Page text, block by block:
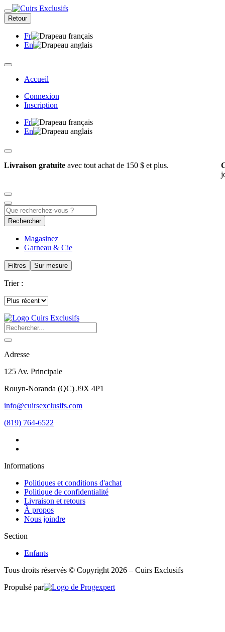
Retour
Fr
En
Accueil
Connexion
Inscription
Fr
En
Livraison gratuite avec tout achat de 150 $ et plus.
Rechercher
Magasinez
Garneau & Cie
Filtres Sur mesure
Trier :
Adresse
125 Av. Principale
Rouyn-Noranda (QC) J9X 4P1
info@cuirsexclusifs.com
(819) 764-6522
Informations
Politiques et conditions d'achat
Politique de confidentialité
Livraison et retours
À propos
Nous joindre
Section
Enfants
Tous droits réservés © Copyright 2026 – Cuirs Exclusifs
Propulsé par